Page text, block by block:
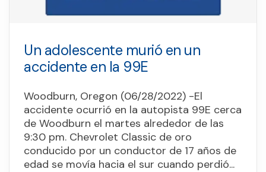
Un adolescente murió en un
accidente en la 99E
Woodburn, Oregon (06/28/2022) -El
accidente ocurrió en la autopista 99E cerca
de Woodburn el martes alrededor de las
9:30 pm. Chevrolet Classic de oro
conducido por un conductor de 17 años de
edad se movía hacia el sur cuando perdió...